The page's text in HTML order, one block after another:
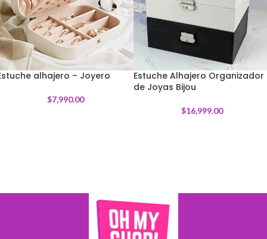
alhajero – Joyero
$7,990.00
Estuche Alhajero Organizador
de Joyas Bijou
$16,999.00